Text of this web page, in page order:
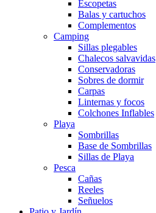
Escopetas
Balas y cartuchos
Complementos
Camping
Sillas plegables
Chalecos salvavidas
Conservadoras
Sobres de dormir
Carpas
Linternas y focos
Colchones Inflables
Playa
Sombrillas
Base de Sombrillas
Sillas de Playa
Pesca
Cañas
Reeles
Señuelos